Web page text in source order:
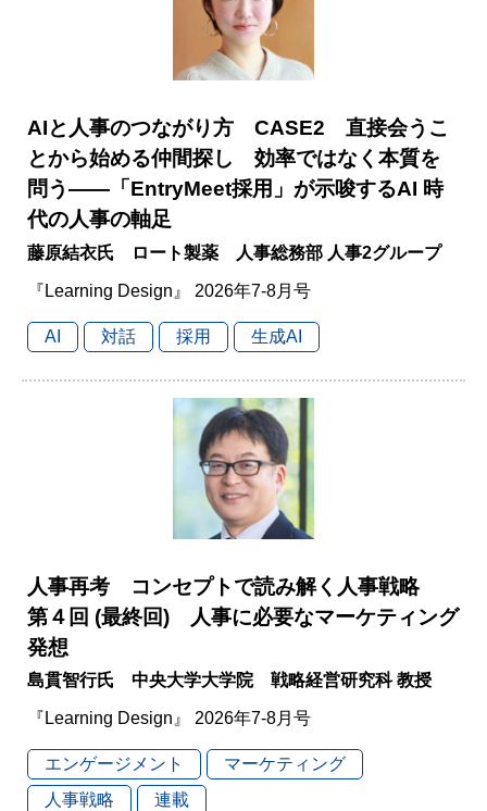
AIと人事のつながり方 CASE2 直接会うこ
とから始める仲間探し 効率ではなく本質を
問う――「EntryMeet採用」が示唆するAI 時
代の人事の軸足
藤原結衣氏 ロート製薬 人事総務部 人事2グループ
『Learning Design』 2026年7-8月号
AI 対話 採用 生成AI
人事再考 コンセプトで読み解く人事戦略
第４回 (最終回) 人事に必要なマーケティング
発想
島貫智行氏 中央大学大学院 戦略経営研究科 教授
『Learning Design』 2026年7-8月号
エンゲージメント
マーケティング
人事戦略
連載